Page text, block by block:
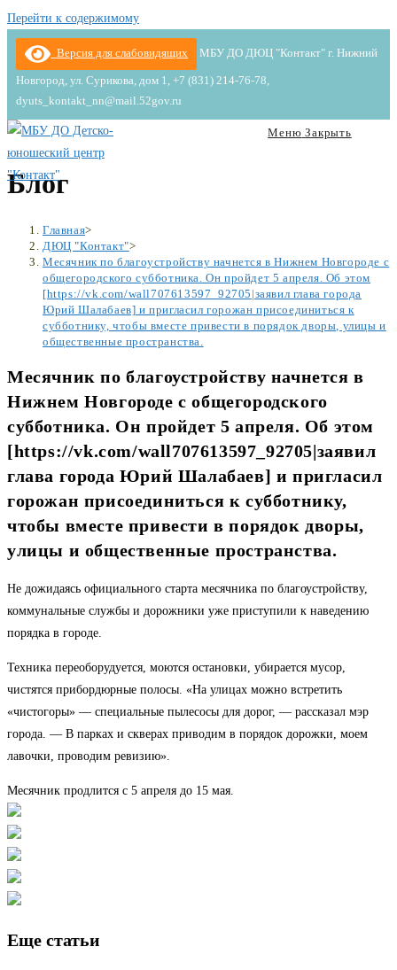
Перейти к содержимому
Версия для слабовидящих МБУ ДО ДЮЦ "Контакт" г. Нижний
Новгород, ул. Сурикова, дом 1, +7 (831) 214-76-78,
dyuts_kontakt_nn@mail.52gov.ru
Меню Закрыть
Блог
Главная>
ДЮЦ "Контакт">
Месячник по благоустройству начнется в Нижнем Новгороде с
общегородского субботника. Он пройдет 5 апреля. Об этом
[https://vk.com/wall707613597_92705|заявил глава города
Юрий Шалабаев] и пригласил горожан присоединиться к
субботнику, чтобы вместе привести в порядок дворы, улицы и
общественные пространства.
Месячник по благоустройству начнется в
Нижнем Новгороде с общегородского
субботника. Он пройдет 5 апреля. Об этом
[https://vk.com/wall707613597_92705|заявил
глава города Юрий Шалабаев] и пригласил
горожан присоединиться к субботнику,
чтобы вместе привести в порядок дворы,
улицы и общественные пространства.
Не дожидаясь официального старта месячника по благоустройству,
коммунальные службы и дорожники уже приступили к наведению
порядка в городе.
Техника переоборудуется, моются остановки, убирается мусор,
чистятся прибордюрные полосы. «На улицах можно встретить
«чистогоры» — специальные пылесосы для дорог, — рассказал мэр
города. — В парках и скверах приводим в порядок дорожки, моем
лавочки, проводим ревизию».
Месячник продлится с 5 апреля до 15 мая.
Еще статьи